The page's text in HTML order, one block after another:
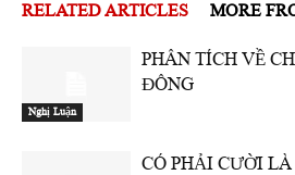
RELATED ARTICLES MORE
Nghị Luận
PHÂN TÍCH VỀ
ĐÔNG
CÓ PHẢI CƯỜI